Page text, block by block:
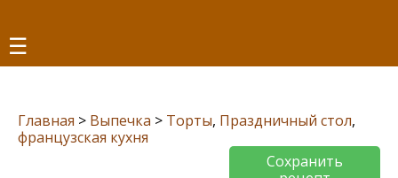
☰
Главная > Выпечка > Торты, Праздничный стол,
французская кухня
Сохранить